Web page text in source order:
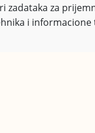
zadataka za
i